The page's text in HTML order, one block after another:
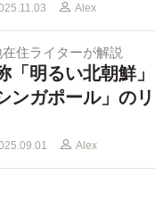
Alex
住ライターが解説
「明るい北朝鮮
ンガポール」の
Alex